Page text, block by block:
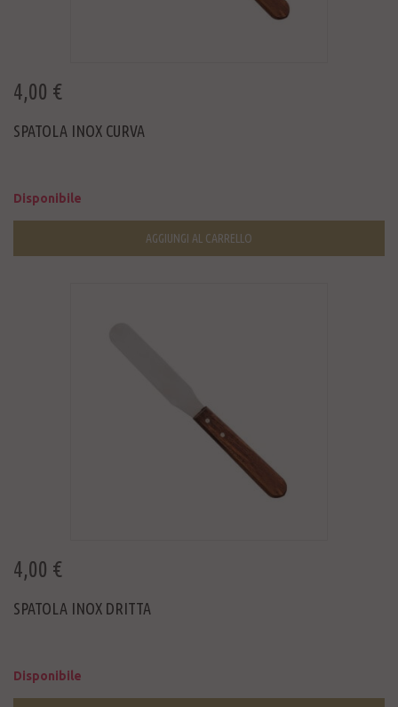
4,00 €
SPATOLA INOX CURVA
Disponibile
AGGIUNGI AL CARRELLO
4,00 €
SPATOLA INOX DRITTA
Disponibile